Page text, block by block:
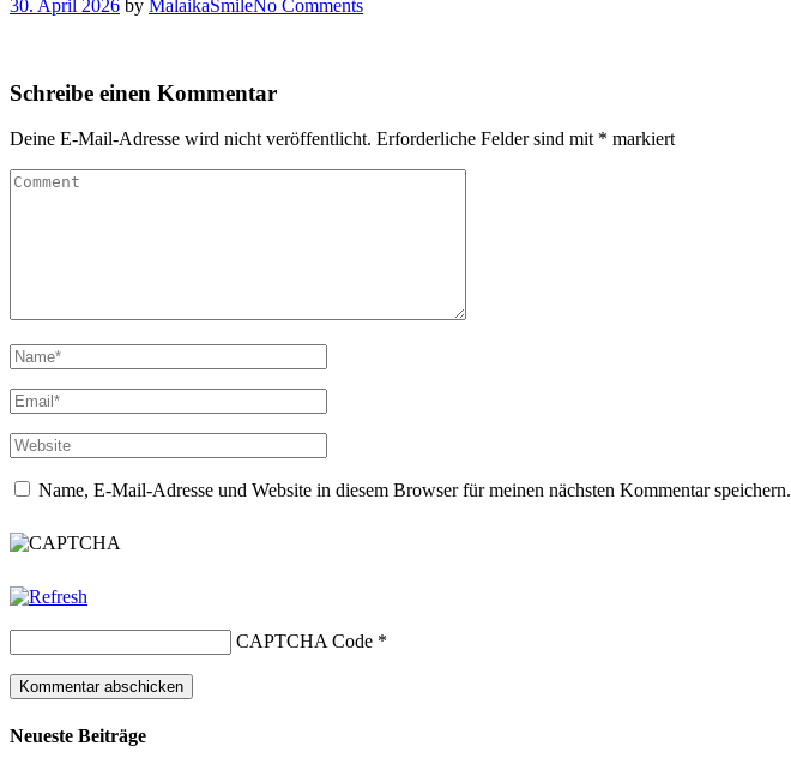
30. April 2026 by MalaikaSmileNo Comments
Schreibe einen Kommentar
Deine E-Mail-Adresse wird nicht veröffentlicht. Erforderliche Felder sind mit * markiert
Name, E-Mail-Adresse und Website in diesem Browser für meinen nächsten Kommentar speichern.
CAPTCHA Code *
Neueste Beiträge